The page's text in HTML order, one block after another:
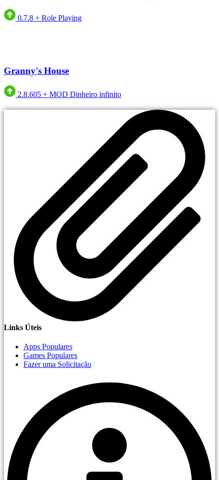
0.7.8 + Role Playing
Granny's House
2.8.605 + MOD Dinheiro infinito
Links Úteis
Apps Populares
Games Populares
Fazer uma Solicitação